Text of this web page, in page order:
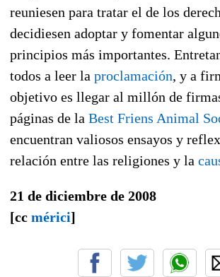
reuniesen para tratar el de los
decidiesen adoptar y fomentar
principios más importantes.
todos a leer la proclamación, y a
objetivo es llegar al millón de
páginas de la Best Friens Animal
encuentran valiosos ensayos y
relación entre las religiones y la
21 de diciembre de 2008
[cc mérici]